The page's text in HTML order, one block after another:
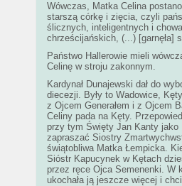
Wówczas, Matka Celina
starszą córkę i zięcia, czyli
ślicznych, inteligentnych i
chrześcijańskich, (...) [garnęła]
Państwo Hallerowie mieli
Celinę w stroju zakonnym.
Kardynał Dunajewski dał do
diecezji. Były to Wadowice,
z Ojcem Generałem i z Ojcem
Celiny pada na Kęty.
przy tym Święty Jan Kanty jako
zapraszać Siostry
świątobliwa Matka Łempicka.
Sióstr Kapucynek w Kętach
przez ręce Ojca Semenenki. W
ukochała ją jeszcze więcej i